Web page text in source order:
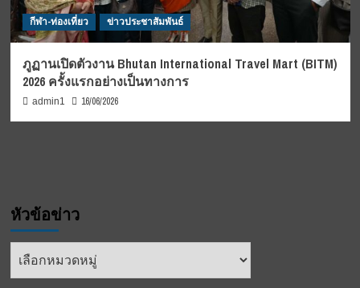
กีฬา-ท่องเที่ยว ข่าวประชาสัมพันธ์
ภูฏานเปิดตัวงาน Bhutan International Travel Mart (BITM)
2026 ครั้งแรกอย่างเป็นทางการ
admin1 16/06/2026
หัวข้อข่าว
หัวข้อ